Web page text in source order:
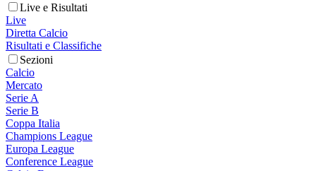
Live e Risultati
Live
Diretta Calcio
Risultati e Classifiche
Sezioni
Calcio
Mercato
Serie A
Serie B
Coppa Italia
Champions League
Europa League
Conference League